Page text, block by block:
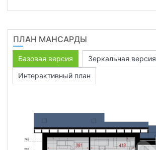
ПЛАН МАНСАРДЫ
Базовая версия
Зеркальная версия
Интерактивный план